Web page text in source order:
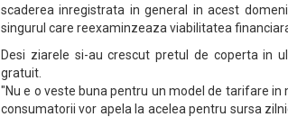
scaderea inregistrata in general in acest
singurul care reexaminzeaza viabilitatea
Desi ziarele si-au crescut pretul de coperta in
gratuit.
"Nu e o veste buna pentru un model de tarifare
consumatorii vor apela la acelea pentru sursa